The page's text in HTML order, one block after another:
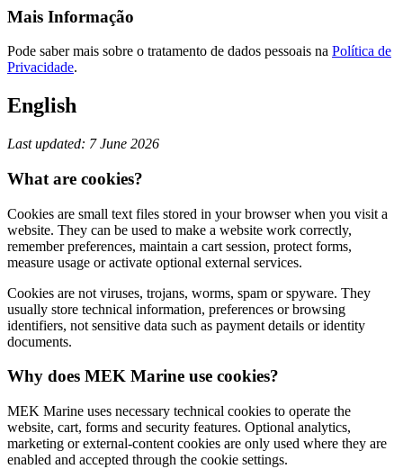
Mais Informação
Pode saber mais sobre o tratamento de dados pessoais na Política de
Privacidade.
English
Last updated: 7 June 2026
What are cookies?
Cookies are small text files stored in your browser when you visit a
website. They can be used to make a website work correctly,
remember preferences, maintain a cart session, protect forms,
measure usage or activate optional external services.
Cookies are not viruses, trojans, worms, spam or spyware. They
usually store technical information, preferences or browsing
identifiers, not sensitive data such as payment details or identity
documents.
Why does MEK Marine use cookies?
MEK Marine uses necessary technical cookies to operate the
website, cart, forms and security features. Optional analytics,
marketing or external-content cookies are only used where they are
enabled and accepted through the cookie settings.